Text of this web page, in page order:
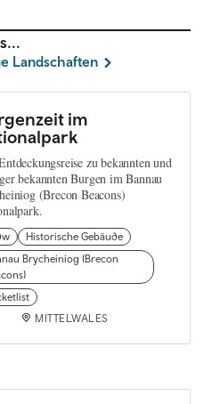
Landschaften
im
zu bekannten und
bekannten Burgen im Bannau
(Brecon Beacons)
Historische Gebäude
Brycheiniog (Brecon
MITTELWALES